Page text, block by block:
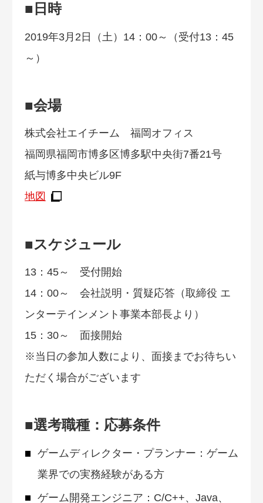
■日時
2019年3月2日（土）14：00～（受付13：45
～）
■会場
株式会社エイチーム 福岡オフィス
福岡県福岡市博多区博多駅中央街7番21号
紙与博多中央ビル9F
地図
■スケジュール
13：45～ 受付開始
14：00～ 会社説明・質疑応答（取締役 エ
ンターテインメント事業本部長より）
15：30～ 面接開始
※当日の参加人数により、面接までお待ちい
ただく場合がございます
■選考職種：応募条件
ゲームディレクター・プランナー：ゲーム
業界での実務経験がある方
ゲーム開発エンジニア：C/C++、Java、